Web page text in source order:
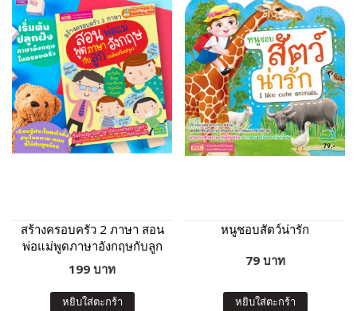
สร้างครอบครัว 2 ภาษา สอน
พ่อแม่พูดภาษาอังกฤษกับลูก
ฉบับปรับปรุง
199 บาท
หยิบใส่ตะกร้า
หนูชอบสัตว์น่ารัก
79 บาท
หยิบใส่ตะกร้า